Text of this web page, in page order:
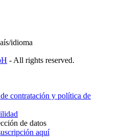
idioma
- All rights reserved.
contratación y política de
de datos
aquí